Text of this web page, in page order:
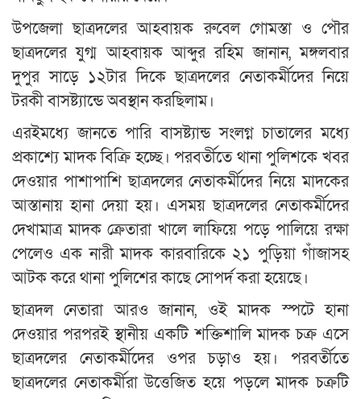
উপজেলা ছাত্রদলের আহবায়ক রুবেল গোমস্তা ও পৌর
ছাত্রদলের যুগ্ম আহবায়ক আব্দুর রহিম জানান, মঙ্গলবার
দুপুর সাড়ে ১২টার দিকে ছাত্রদলের নেতাকর্মীদের নিয়ে
টরকী বাসষ্ট্যান্ডে অবস্থান করছিলাম।
এরইমধ্যে জানতে পারি বাসষ্ট্যান্ড সংলগ্ন চাতালের মধ্যে
প্রকাশ্যে মাদক বিক্রি হচ্ছে। পরবর্তীতে থানা পুলিশকে খবর
দেওয়ার পাশাপাশি ছাত্রদলের নেতাকর্মীদের নিয়ে মাদকের
আস্তানায় হানা দেয়া হয়। এসময় ছাত্রদলের নেতাকর্মীদের
দেখামাত্র মাদক ক্রেতারা খালে লাফিয়ে পড়ে পালিয়ে রক্ষা
পেলেও এক নারী মাদক কারবারিকে ২১ পুড়িয়া গাঁজাসহ
আটক করে থানা পুলিশের কাছে সোপর্দ করা হয়েছে।
ছাত্রদল নেতারা আরও জানান, ওই মাদক স্পটে হানা
দেওয়ার পরপরই স্থানীয় একটি শক্তিশালি মাদক চক্র এসে
ছাত্রদলের নেতাকর্মীদের ওপর চড়াও হয়। পরবর্তীতে
ছাত্রদলের নেতাকর্মীরা উত্তেজিত হয়ে পড়লে মাদক চক্রটি